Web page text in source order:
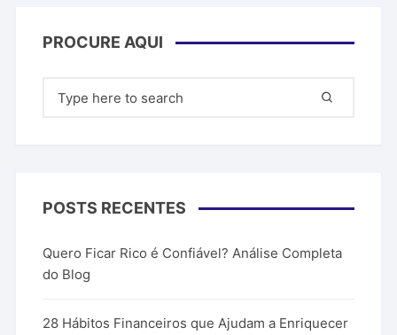
PROCURE AQUI
por:
POSTS RECENTES
Quero Ficar Rico é Confiável? Análise Completa
do Blog
28 Hábitos Financeiros que Ajudam a Enriquecer